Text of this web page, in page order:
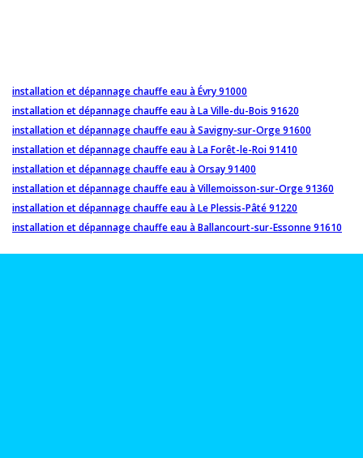
installation et dépannage chauffe eau à Évry 91000
installation et dépannage chauffe eau à La Ville-du-Bois 91620
installation et dépannage chauffe eau à Savigny-sur-Orge 91600
installation et dépannage chauffe eau à La Forêt-le-Roi 91410
installation et dépannage chauffe eau à Orsay 91400
installation et dépannage chauffe eau à Villemoisson-sur-Orge 91360
installation et dépannage chauffe eau à Le Plessis-Pâté 91220
installation et dépannage chauffe eau à Ballancourt-sur-Essonne 91610